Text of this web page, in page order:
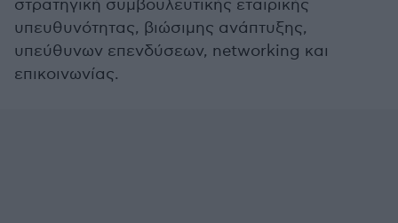
στρατηγική συμβουλευτικής εταιρικής
υπευθυνότητας, βιώσιμης ανάπτυξης,
υπεύθυνων επενδύσεων, networking και
επικοινωνίας.